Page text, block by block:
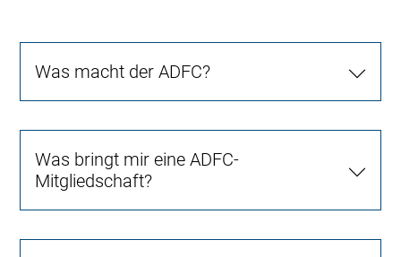
Was macht der ADFC?
Was bringt mir eine ADFC-
Mitgliedschaft?